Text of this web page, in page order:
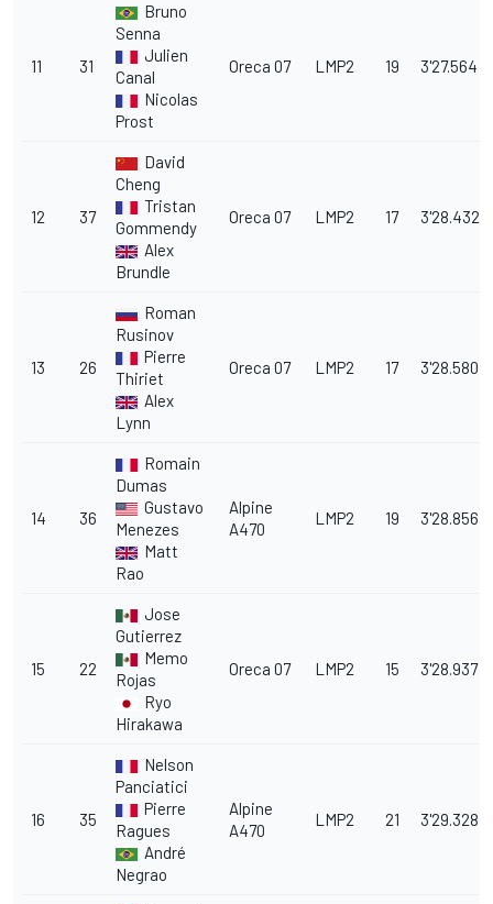
11 31
Bruno
Senna
Julien
Canal
Nicolas
Prost
Oreca 07 LMP2 19 3'27.564
12 37
David
Cheng
Tristan
Gommendy
Alex
Brundle
Oreca 07 LMP2 17 3'28.432
13 26
Roman
Rusinov
Pierre
Thiriet
Alex
Lynn
Oreca 07 LMP2 17 3'28.580
14 36
Romain
Dumas
Gustavo
Menezes
Matt
Rao
Alpine
A470
LMP2 19 3'28.856
15 22
Jose
Gutierrez
Memo
Rojas
Ryo
Hirakawa
Oreca 07 LMP2 15 3'28.937
16 35
Nelson
Panciatici
Pierre
Ragues
André
Negrao
Alpine
A470
LMP2 21 3'29.328